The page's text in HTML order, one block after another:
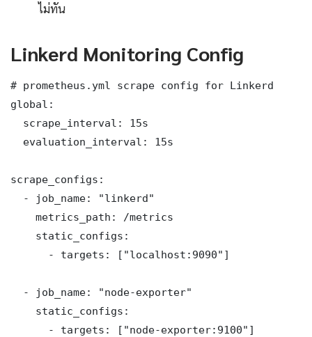
ไม่ทัน
Linkerd Monitoring Config
# prometheus.yml scrape config for Linkerd
global:
  scrape_interval: 15s
  evaluation_interval: 15s
scrape_configs:
  - job_name: "linkerd"
    metrics_path: /metrics
    static_configs:
      - targets: ["localhost:9090"]
  - job_name: "node-exporter"
    static_configs:
      - targets: ["node-exporter:9100"]